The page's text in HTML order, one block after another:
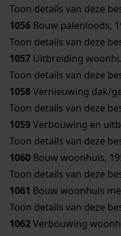
Toon details van deze
1056 Bouw palenloods,
Toon details van deze
1057 Uitbreiding
Toon details van deze
1058Vernieuwing dak/
Toon details van deze
1059Verbouwing en
Toon details van deze
1060 Bouw woonhuis,
Toon details van deze
1061 Bouw woonhuis
Toon details van deze
1062Verbouwing